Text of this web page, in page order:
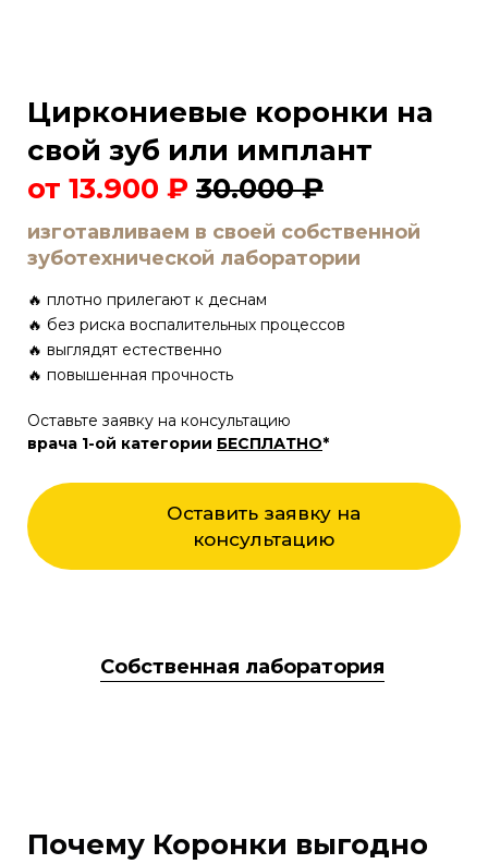
Циркониевые коронки на
свой зуб или имплант
от 13.900 ₽ 30.000₽
изготавливаем в своей собственной
зуботехнической лаборатории
🔥 плотно прилегают к деснам
🔥 без риска воспалительных процессов
🔥 выглядят естественно
🔥 повышенная прочность
Оставьте заявку на консультацию
врача 1-ой категории БЕСПЛАТНО*
Оставить заявку на
консультацию
Собственная лаборатория
Почему Коронки выгодно